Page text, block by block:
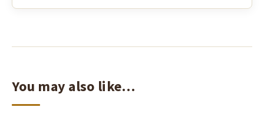
You may also like…